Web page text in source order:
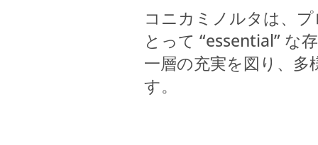
コニカミノルタは、
とって “essential” な
一層の充実を図り、
す。